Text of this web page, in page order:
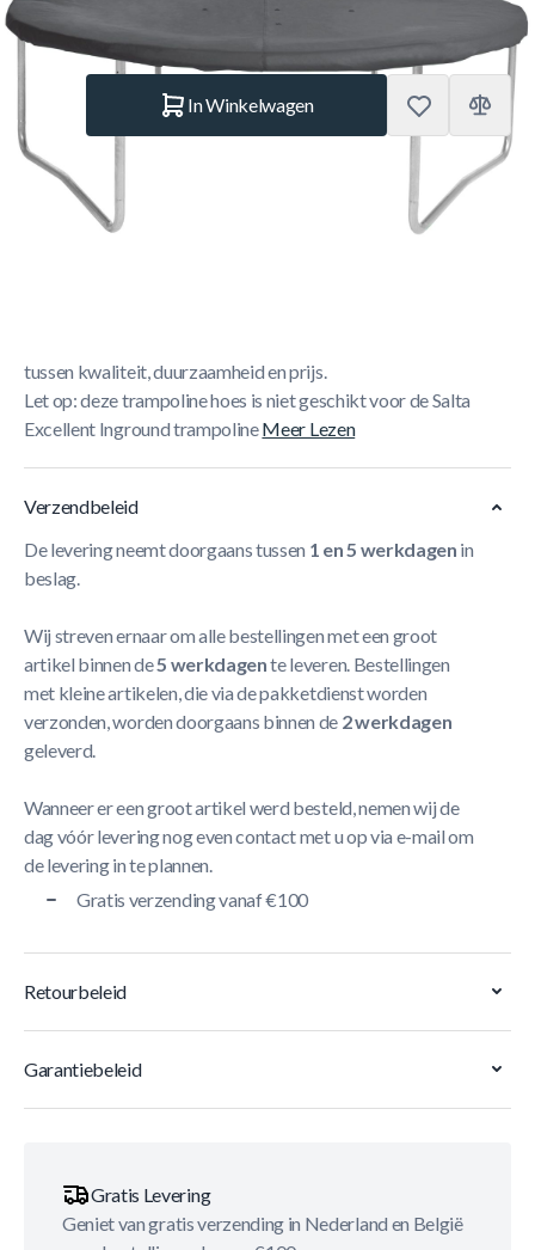
€ 119.– Op voorraad
In Winkelwagen
Korte Beschrijving
tussen kwaliteit, duurzaamheid en prijs.
Let op: deze trampoline hoes is niet geschikt voor de Salta
Excellent Inground trampolineMeer Lezen
Verzendbeleid
De levering neemt doorgaans tussen 1 en 5 werkdagen in
beslag.
Wij streven ernaar om alle bestellingen met een groot
artikel binnen de5 werkdagente leveren. Bestellingen
met kleine artikelen, die via de pakketdienst worden
verzonden, worden doorgaans binnen de 2 werkdagen
geleverd.
Wanneer er een groot artikel werd besteld, nemen wij de
dag vóór levering nog even contact met u op via e-mail om
de levering in te plannen.
Gratis verzending vanaf €100
Retourbeleid
Garantiebeleid
Gratis Levering
Geniet van gratis verzending in Nederland en België